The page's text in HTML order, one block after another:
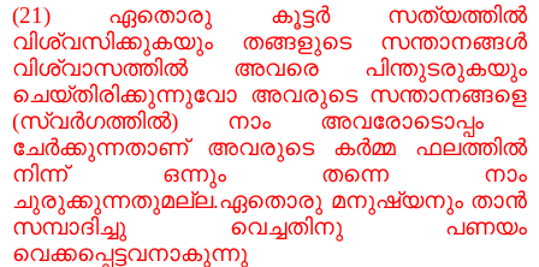
(21) ഏതൊരു കൂട്ടർ
സത്യത്തിൽ
വിശ്വസിക്കുകയും
തങ്ങളുടെ
സന്താനങ്ങൾ
വിശ്വാസത്തിൽ
അവരെ
പിന്തുടരുകയും
ചെയ്തിരിക്കുന്നുവോ അവരുടെ സന്താനങ്ങളെ
(സ്വർഗത്തിൽ) നാം
അവരോടൊപ്പം
ചേർക്കുന്നതാണ്
അവരുടെ കർമ്മ
ഫലത്തിൽ
നിന്ന്
ഒന്നും തന്നെ
നാം
ചുരുക്കുന്നതുമല്ല.ഏതൊരു മനുഷ്യനും താൻ
സമ്പാദിച്ചു
വെച്ചതിനു
പണയം
വെക്കപ്പെട്ടവനാകുന്നു